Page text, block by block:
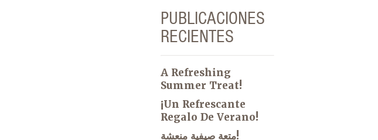
PUBLICACIONES
RECIENTES
A Refreshing
Summer Treat!
¡Un Refrescante
Regalo De Verano!
متعة صيفية منعشة!